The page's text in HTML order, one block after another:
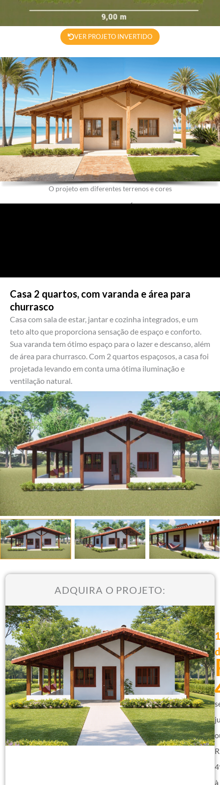
VER PROJETO INVERTIDO
O projeto em diferentes terrenos e cores
Casa 2 quartos, com varanda e área para
churrasco
Casa com sala de estar, jantar e cozinha integrados, e um
teto alto que proporciona sensação de espaço e conforto.
Sua varanda tem ótimo espaço para o lazer e descanso, além
de área para churrasco. Com 2 quartos espaçosos, a casa foi
projetada levando em conta uma ótima iluminação e
ventilação natural.
ADQUIRA O PROJETO:
à